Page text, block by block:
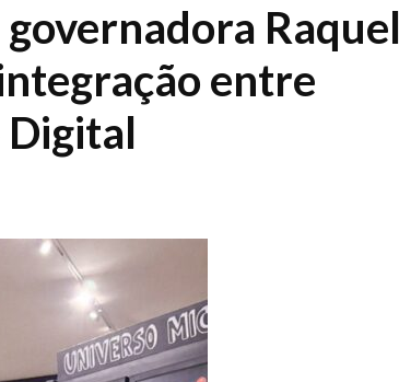
Raquel
entre
Digital